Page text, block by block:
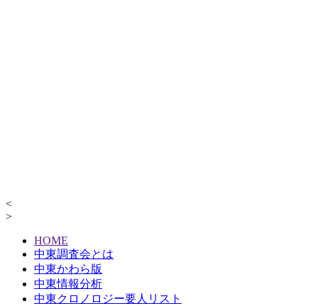
<
>
HOME
中東調査会とは
中東かわら版
中東情報分析
中東クロノロジー要人リスト